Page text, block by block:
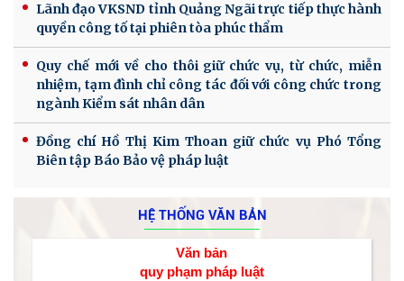
Lãnh đạo VKSND tỉnh Quảng Ngãi trực tiếp thực hành
quyền công tố tại phiên tòa phúc thẩm
Quy chế mới về cho thôi giữ chức vụ, từ chức, miễn
nhiệm, tạm đình chỉ công tác đối với công chức trong
ngành Kiểm sát nhân dân
Đồng chí Hồ Thị Kim Thoan giữ chức vụ Phó Tổng
Biên tập Báo Bảo vệ pháp luật
HỆ THỐNG VĂN BẢN
Văn bản
quy phạm pháp luật